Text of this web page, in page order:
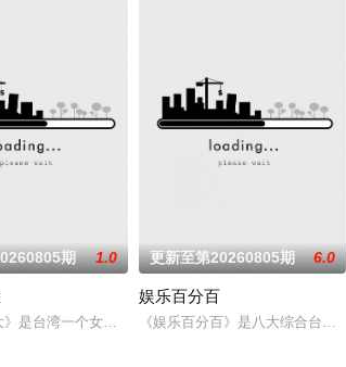
因、意外走红的素
期 1.0
》是台湾一个女性类的电视娱乐节目，讨论各种女
更新至第20260805期 6.0
娱乐百分百
《娱乐百分百》是八大综合台